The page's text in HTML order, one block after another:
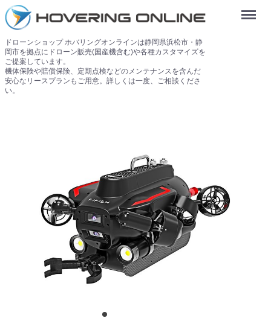
ドローンショップ ホバリングオンラインは静岡県浜松市・静
岡市を拠点にドローン販売(国産機含む)や各種カスタマイズを
ご提案しています。
機体保険や賠償保険、定期点検などのメンテナンスを含んだ
安心なリースプランもご用意。詳しくは一度、ご相談くださ
い。
Menu